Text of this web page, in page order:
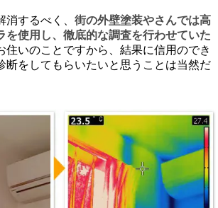
するべく、 街の外壁塗装やさんでは高
を使用し、徹底的な調査を行わせていた
住いのことですから、結果に信用のでき
断をしてもらいたいと思うことは当然だ